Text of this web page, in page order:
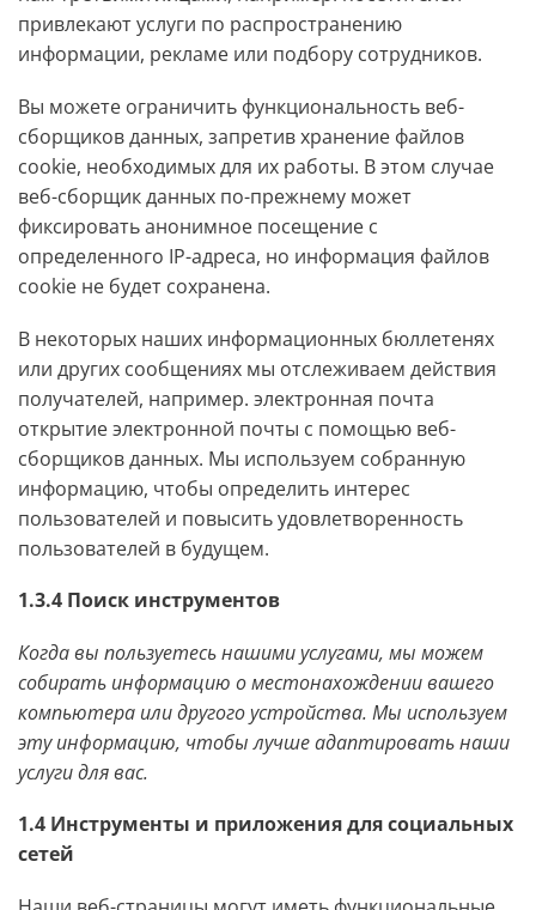
привлекают услуги по распространению
информации, рекламе или подбору сотрудников.
Вы можете ограничить функциональность веб-
сборщиков данных, запретив хранение файлов
cookie, необходимых для их работы. В этом случае
веб-сборщик данных по-прежнему может
фиксировать анонимное посещение с
определенного IP-адреса, но информация файлов
cookie не будет сохранена.
В некоторых наших информационных бюллетенях
или других сообщениях мы отслеживаем действия
получателей, например. электронная почта
открытие электронной почты с помощью веб-
сборщиков данных. Мы используем собранную
информацию, чтобы определить интерес
пользователей и повысить удовлетворенность
пользователей в будущем.
1.3.4 Поиск инструментов
Когда вы пользуетесь нашими услугами, мы можем
собирать информацию о местонахождении вашего
компьютера или другого устройства. Мы используем
эту информацию, чтобы лучше адаптировать наши
услуги для вас.
1.4 Инструменты и приложения для социальных
сетей